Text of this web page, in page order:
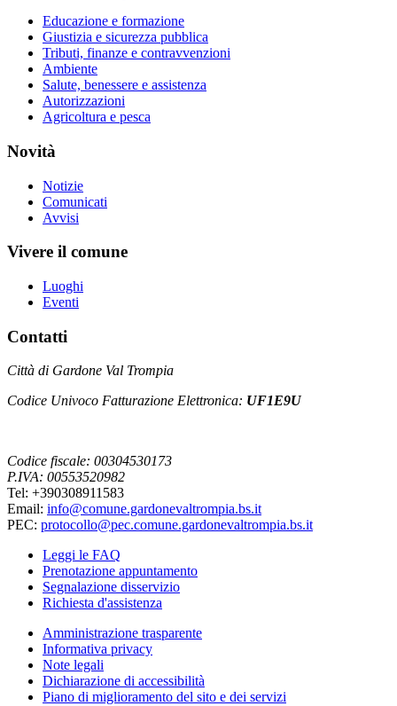
Educazione e formazione
Giustizia e sicurezza pubblica
Tributi, finanze e contravvenzioni
Ambiente
Salute, benessere e assistenza
Autorizzazioni
Agricoltura e pesca
Novità
Notizie
Comunicati
Avvisi
Vivere il comune
Luoghi
Eventi
Contatti
Città di Gardone Val Trompia
Codice Univoco Fatturazione Elettronica: UF1E9U
Codice fiscale: 00304530173
P.IVA: 00553520982
Tel: +390308911583
Email: info@comune.gardonevaltrompia.bs.it
PEC: protocollo@pec.comune.gardonevaltrompia.bs.it
Leggi le FAQ
Prenotazione appuntamento
Segnalazione disservizio
Richiesta d'assistenza
Amministrazione trasparente
Informativa privacy
Note legali
Dichiarazione di accessibilità
Piano di miglioramento del sito e dei servizi